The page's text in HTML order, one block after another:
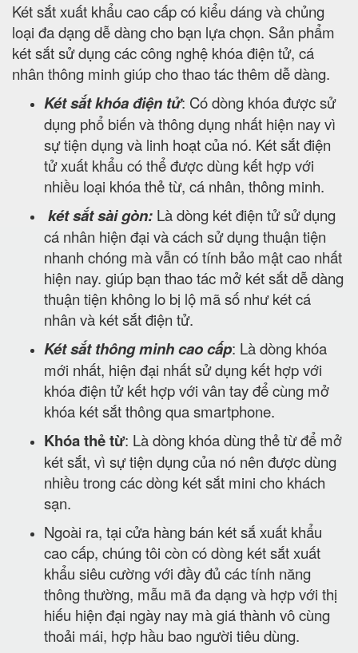
Két sắt xuất khẩu cao cấp có kiểu dáng và chủng
loại đa dạng dễ dàng cho bạn lựa chọn. Sản phẩm
két sắt sử dụng các công nghệ khóa điện tử, cá
nhân thông minh giúp cho thao tác thêm dễ dàng.
Két sắt khóa điện tử: Có dòng khóa được sử
dụng phổ biến và thông dụng nhất hiện nay vì
sự tiện dụng và linh hoạt của nó. Két sắt điện
tử xuất khẩu có thể được dùng kết hợp với
nhiều loại khóa thẻ từ, cá nhân, thông minh.
két sắt sài gòn: Là dòng két điện tử sử dụng
cá nhân hiện đại và cách sử dụng thuận tiện
nhanh chóng mà vẫn có tính bảo mật cao nhất
hiện nay. giúp bạn thao tác mở két sắt dễ dàng
thuận tiện không lo bị lộ mã số như két cá
nhân và két sắt điện tử.
Két sắt thông minh cao cấp: Là dòng khóa
mới nhất, hiện đại nhất sử dụng kết hợp với
khóa điện tử kết hợp với vân tay để cùng mở
khóa két sắt thông qua smartphone.
Khóa thẻ từ: Là dòng khóa dùng thẻ từ để mở
két sắt, vì sự tiện dụng của nó nên được dùng
nhiều trong các dòng két sắt mini cho khách
sạn.
Ngoài ra, tại cửa hàng bán két sắ xuất khẩu
cao cấp, chúng tôi còn có dòng két sắt xuất
khẩu siêu cường với đầy đủ các tính năng
thông thường, mẫu mã đa dạng và hợp với thị
hiếu hiện đại ngày nay mà giá thành vô cùng
thoải mái, hợp hầu bao người tiêu dùng.